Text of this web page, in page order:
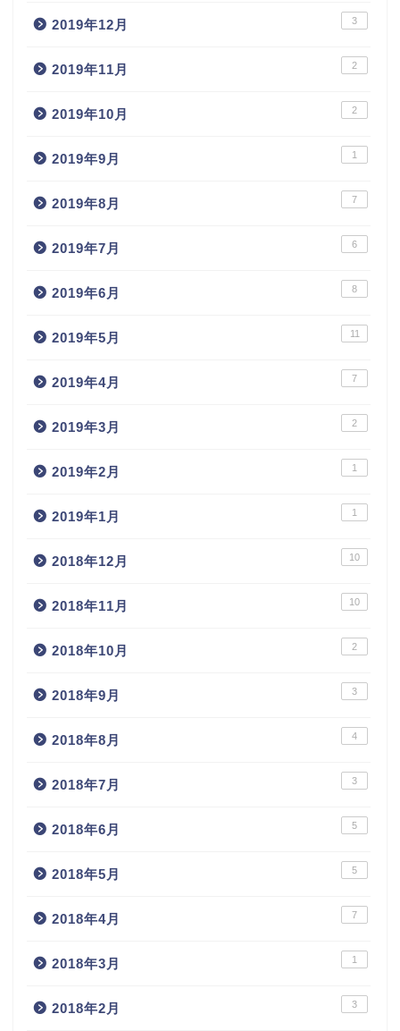
2019年12月 3
2019年11月 2
2019年10月 2
2019年9月 1
2019年8月 7
2019年7月 6
2019年6月 8
2019年5月 11
2019年4月 7
2019年3月 2
2019年2月 1
2019年1月 1
2018年12月 10
2018年11月 10
2018年10月 2
2018年9月 3
2018年8月 4
2018年7月 3
2018年6月 5
2018年5月 5
2018年4月 7
2018年3月 1
2018年2月 3